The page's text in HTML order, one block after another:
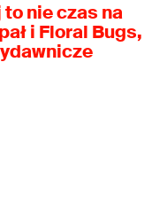
to nie czas na
i Floral Bugs,